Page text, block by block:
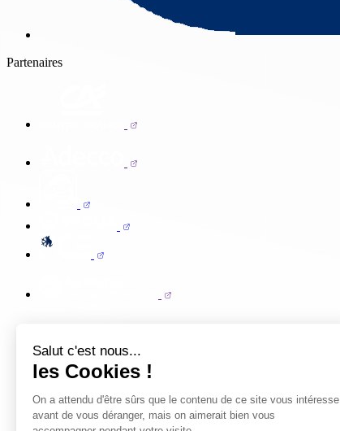
Salut c'est nous...
les Cookies !
On a attendu d'être sûrs que le contenu de ce site vous intéresse
avant de vous déranger, mais on aimerait bien vous
Partenaires